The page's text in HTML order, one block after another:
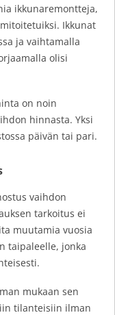
ikkunaremontteja,
Ikkunat
ja vaihtamalla
olisi
on noin
hinnasta. Yksi
päivän tai pari.
vaihdon
tarkoitus ei
muutamia vuosia
taipaleelle, jonka
mukaan sen
tilanteisiin ilman